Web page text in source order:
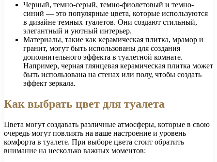
Черный, темно-серый, темно-фиолетовый и темно-
синий — это популярные цвета, которые используются
в дизайне темных туалетов. Они создают стильный,
элегантный и уютный интерьер.
Материалы, такие как керамическая плитка, мрамор и
гранит, могут быть использованы для создания
дополнительного эффекта в туалетной комнате.
Например, черная глянцевая керамическая плитка может
быть использована на стенах или полу, чтобы создать
эффект зеркала.
Как выбрать цвет для туалета
Цвета могут создавать различные атмосферы, которые в свою
очередь могут повлиять на ваше настроение и уровень
комфорта в туалете. При выборе цвета стоит обратить
внимание на несколько важных моментов: